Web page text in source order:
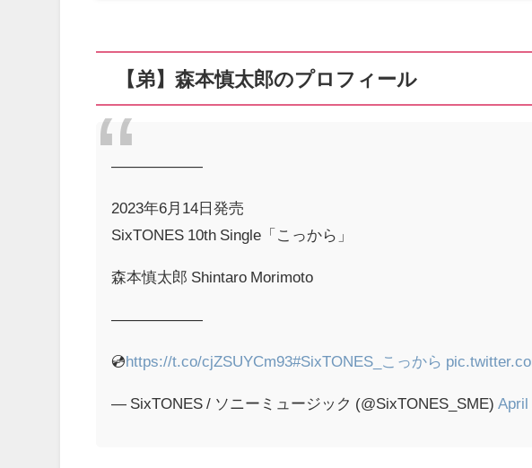
【弟】森本慎太郎のプロフィール
——————
2023年6月14日発売
SixTONES 10th Single「こっから」
森本慎太郎 Shintaro Morimoto
——————
💿https://t.co/cjZSUYCm93#SixTONES_こっから
— SixTONES / ソニーミュージック (@SixTONES_SME) April